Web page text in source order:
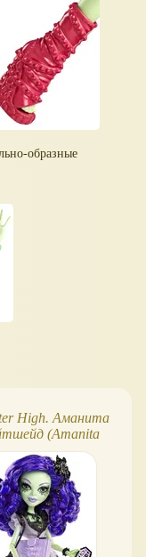
образные
High. Аманита
(Amanita
Nightshade)